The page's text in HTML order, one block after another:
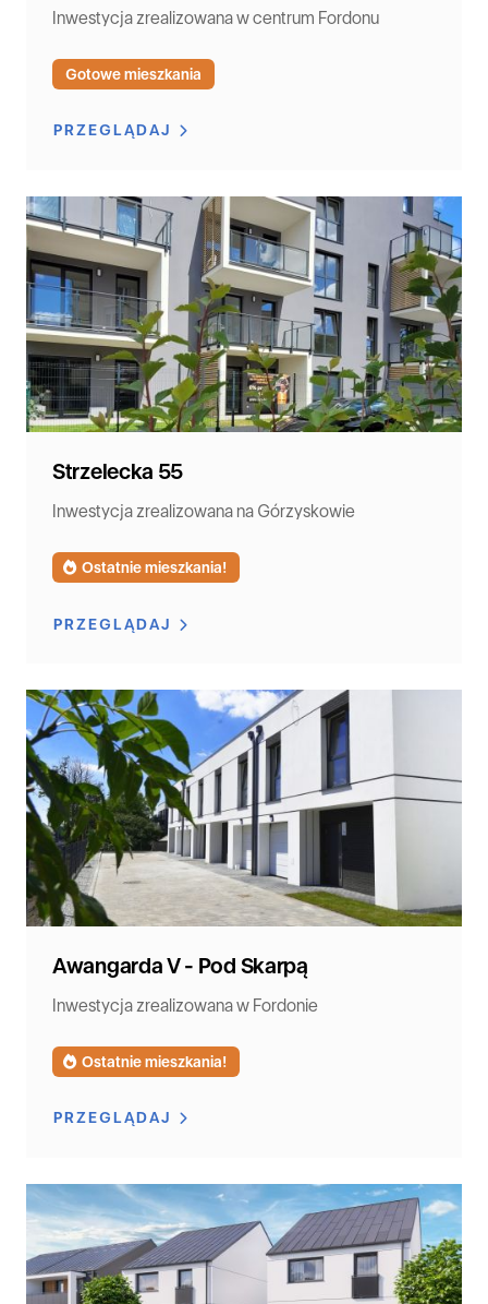
Inwestycja zrealizowana w centrum Fordonu
Gotowe mieszkania
PRZEGLĄDAJ
Strzelecka 55
Inwestycja zrealizowana na Górzyskowie
Ostatnie mieszkania!
PRZEGLĄDAJ
Awangarda V - Pod Skarpą
Inwestycja zrealizowana w Fordonie
Ostatnie mieszkania!
PRZEGLĄDAJ